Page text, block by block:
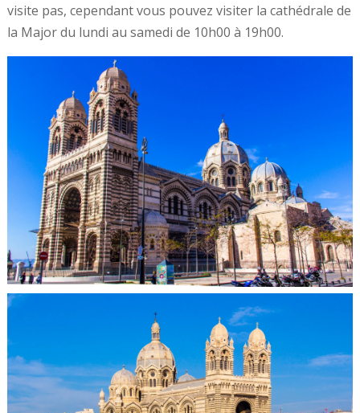
visite pas, cependant vous pouvez visiter la cathédrale de
la Major du lundi au samedi de 10h00 à 19h00.